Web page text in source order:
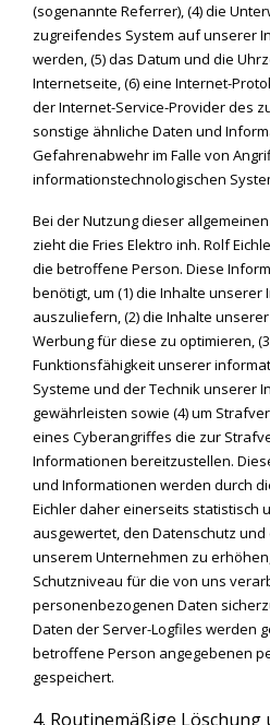
(sogenannte Referrer), (4) die
zugreifendes System auf unserer
werden, (5) das Datum und die
Internetseite, (6) eine Internet-
der Internet-Service-Provider des
sonstige ähnliche Daten und
Gefahrenabwehr im Falle von
informationstechnologischen
Bei der Nutzung dieser
zieht die Fries Elektro inh. Rolf
die betroffene Person. Diese
benötigt, um (1) die Inhalte
auszuliefern, (2) die Inhalte
Werbung für diese zu optimieren,
Funktionsfähigkeit unserer
Systeme und der Technik unserer
gewährleisten sowie (4) um
eines Cyberangriffes die zur
Informationen bereitzustellen.
und Informationen werden durch
Eichler daher einerseits statistisch
ausgewertet, den Datenschutz
unserem Unternehmen zu
Schutzniveau für die von uns
personenbezogenen Daten
Daten der Server-Logfiles werden
betroffene Person angegebenen
gespeichert.
4. Routinemäßige